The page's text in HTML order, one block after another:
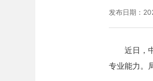
发布日期：
近日，中
专业能力。